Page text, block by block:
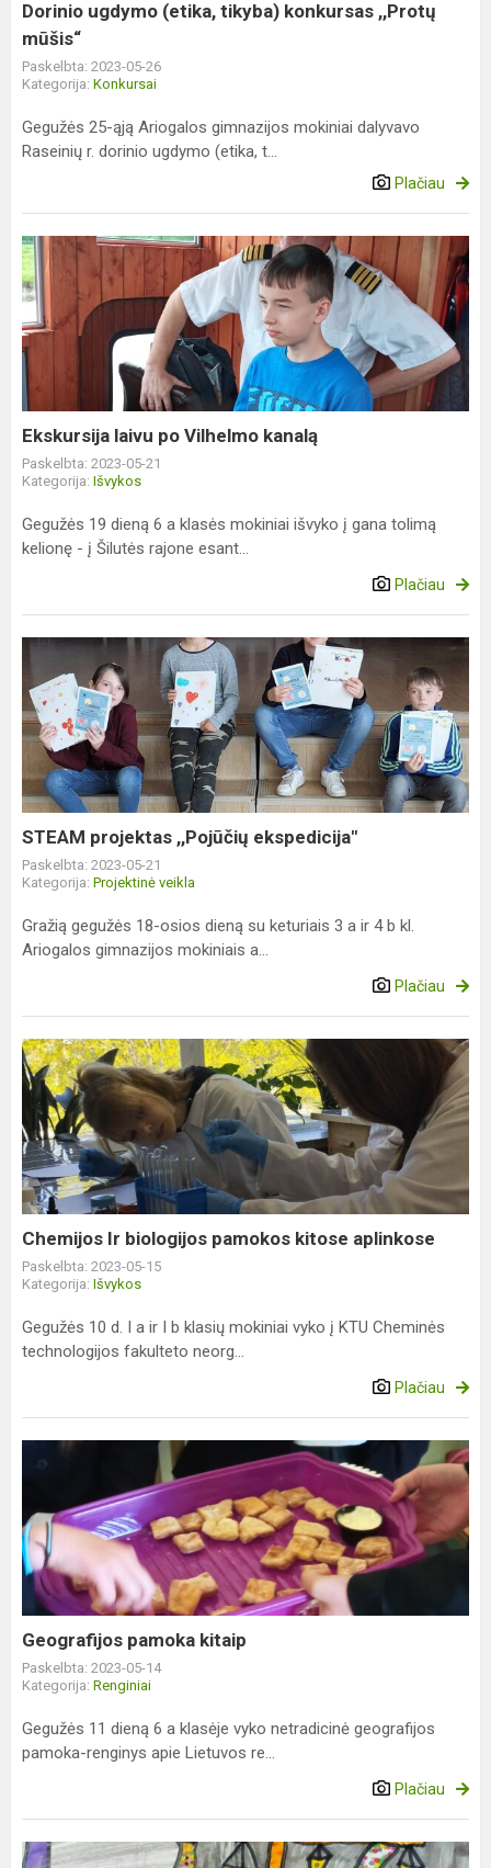
Dorinio ugdymo (etika, tikyba) konkursas ,,Protų
mūšis“
Paskelbta: 2023-05-26
Kategorija: Konkursai
Gegužės 25-ąją Ariogalos gimnazijos mokiniai dalyvavo
Raseinių r. dorinio ugdymo (etika, t...
Plačiau
Ekskursija
laivu
po
Vilhelmo
kanalą
Ekskursija laivu po Vilhelmo kanalą
Paskelbta: 2023-05-21
Kategorija: Išvykos
Gegužės 19 dieną 6 a klasės mokiniai išvyko į gana tolimą
kelionę - į Šilutės rajone esant...
Plačiau
STEAM
projektas
,,Pojūčių
ekspedicija"
STEAM projektas ,,Pojūčių ekspedicija"
Paskelbta: 2023-05-21
Kategorija: Projektinė veikla
Gražią gegužės 18-osios dieną su keturiais 3 a ir 4 b kl.
Ariogalos gimnazijos mokiniais a...
Plačiau
Chemijos
Ir
biologijos
pamokos
kitose
aplinkose
Chemijos Ir biologijos pamokos kitose aplinkose
Paskelbta: 2023-05-15
Kategorija: Išvykos
Gegužės 10 d. I a ir I b klasių mokiniai vyko į KTU Cheminės
technologijos fakulteto neorg...
Plačiau
Geografijos
kitaip
Geografijos pamoka kitaip
Paskelbta: 2023-05-14
Kategorija: Renginiai
Gegužės 11 dieną 6 a klasėje vyko netradicinė geografijos
pamoka-renginys apie Lietuvos re...
Plačiau
Abėcėlės